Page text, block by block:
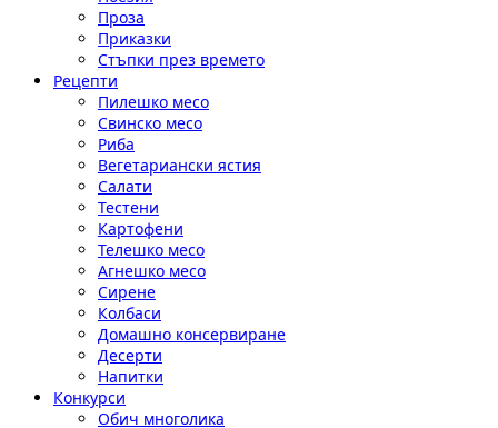
Проза
Приказки
Стъпки през времето
Рецепти
Пилешко месо
Свинско месо
Риба
Вегетариански ястия
Салати
Тестени
Картофени
Телешко месо
Агнешко месо
Сирене
Колбаси
Домашно консервиране
Десерти
Напитки
Конкурси
Обич многолика